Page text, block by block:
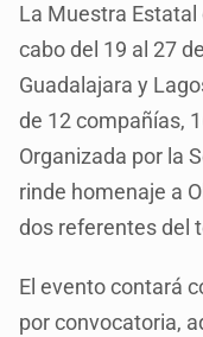
La Muestra Estatal
cabo del 19 al 27
Guadalajara y
de 12 compañías,
Organizada por la
rinde homenaje a
dos referentes del
El evento contará
por convocatoria,